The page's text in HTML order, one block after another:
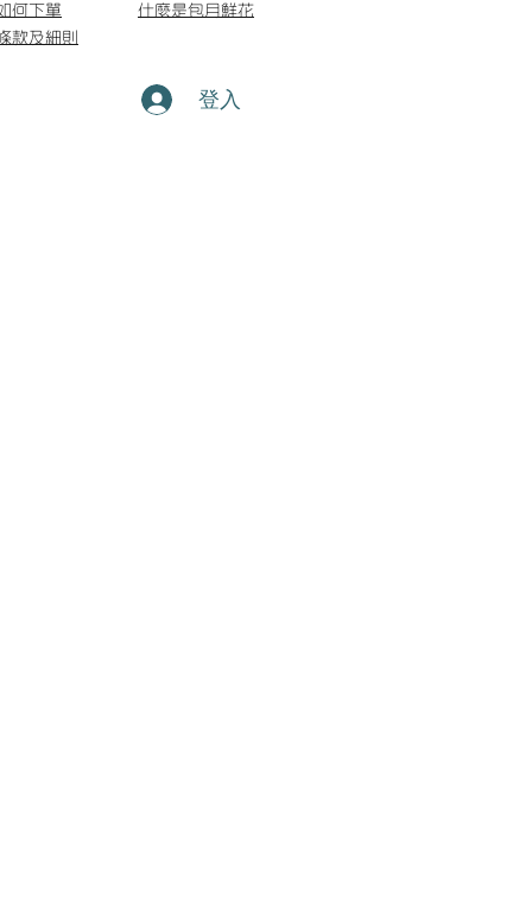
何下單
款及細則
什麼是包月鮮花
登入